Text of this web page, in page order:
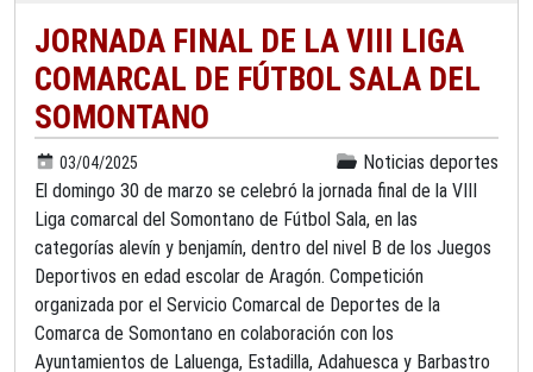
JORNADA FINAL DE LA VIII LIGA
COMARCAL DE FÚTBOL SALA DEL
SOMONTANO
03/04/2025
Noticias deportes
El domingo 30 de marzo se celebró la jornada final de la VIII
Liga comarcal del Somontano de Fútbol Sala, en las
categorías alevín y benjamín, dentro del nivel B de los Juegos
Deportivos en edad escolar de Aragón. Competición
organizada por el Servicio Comarcal de Deportes de la
Comarca de Somontano en colaboración con los
Ayuntamientos de Laluenga, Estadilla, Adahuesca y Barbastro